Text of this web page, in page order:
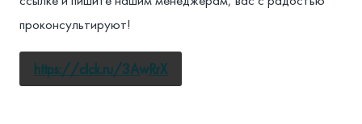
проконсультируют!
https://clck.ru/3AwRrX